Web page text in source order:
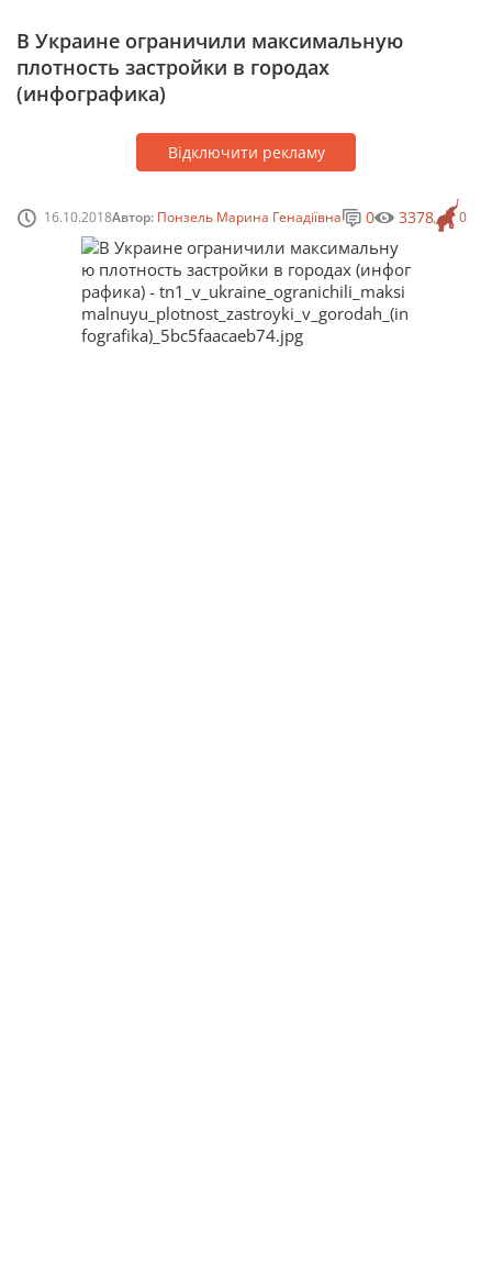
В Украине ограничили максимальную
плотность застройки в городах
(инфографика)
Відключити рекламу
16.10.2018Автор: Понзель Марина Генадіївна 0
0 3378